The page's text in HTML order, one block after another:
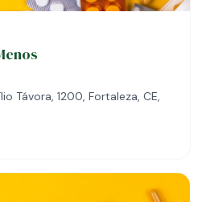
Távora, 1200, Fortaleza, CE,